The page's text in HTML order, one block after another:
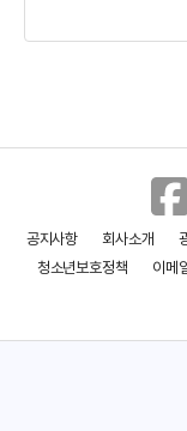
피터의 용
공지사항 회사소개
청소년보호정책
이메